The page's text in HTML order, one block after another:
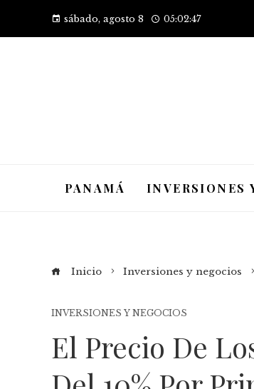
sábado, agosto 8 05:02:48
PANAMÁ INVERSIONES
Inicio Inversiones y negocios
INVERSIONES Y NEGOCIOS
El Precio De